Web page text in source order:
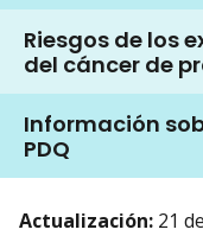
Riesgos de los
del cáncer de
Información
PDQ
Actualización: 21